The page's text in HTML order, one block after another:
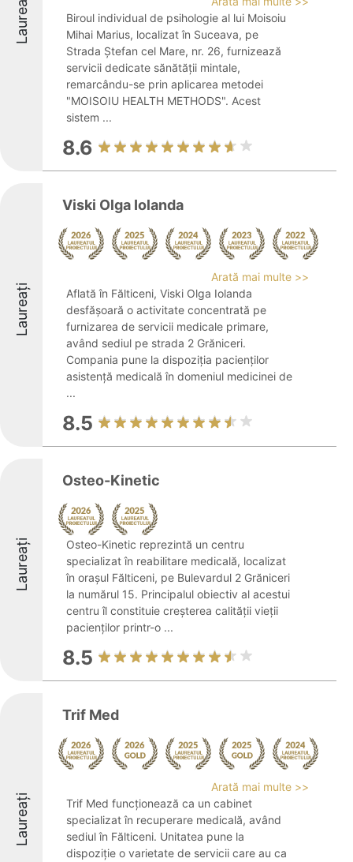
Laureați
Biroul individual de psihologie al lui Moisoiu
Mihai Marius, localizat în Suceava, pe
Strada Ștefan cel Mare, nr. 26, furnizează
servicii dedicate sănătății mintale,
remarcându-se prin aplicarea metodei
"MOISOIU HEALTH METHODS". Acest
sistem ...
8.6
Laureați
Viski Olga Iolanda
Arată mai multe >>
Aflată în Fălticeni, Viski Olga Iolanda
desfășoară o activitate concentrată pe
furnizarea de servicii medicale primare,
având sediul pe strada 2 Grăniceri.
Compania pune la dispoziția pacienților
asistență medicală în domeniul medicinei de
...
8.5
Laureați
Osteo-Kinetic
Osteo-Kinetic reprezintă un centru
specializat în reabilitare medicală, localizat
în orașul Fălticeni, pe Bulevardul 2 Grăniceri
la numărul 15. Principalul obiectiv al acestui
centru îl constituie creșterea calității vieții
pacienților printr-o ...
8.5
Laureați
Trif Med
Arată mai multe >>
Trif Med funcționează ca un cabinet
specializat în recuperare medicală, având
sediul în Fălticeni. Unitatea pune la
dispoziție o varietate de servicii care au ca